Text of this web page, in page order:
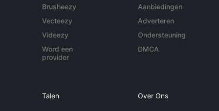
Brusheezy
Vecteezy
Videezy
Word een
provider
Aanbiedingen
Adverteren
Ondersteuning
DMCA
Talen Over Ons